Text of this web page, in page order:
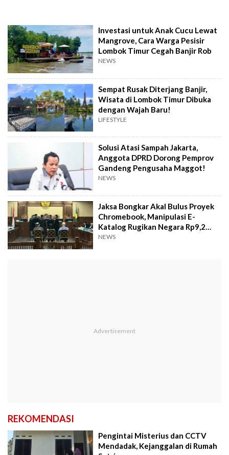
Investasi untuk Anak Cucu Lewat
Mangrove, Cara Warga Pesisir
Lombok Timur Cegah Banjir Rob
NEWS
Sempat Rusak Diterjang Banjir,
Wisata di Lombok Timur Dibuka
dengan Wajah Baru!
LIFESTYLE
Solusi Atasi Sampah Jakarta,
Anggota DPRD Dorong Pemprov
Gandeng Pengusaha Maggot!
NEWS
Jaksa Bongkar Akal Bulus Proyek
Chromebook, Manipulasi E-
Katalog Rugikan Negara Rp9,2
Miliar
NEWS
REKOMENDASI
Pengintai Misterius dan CCTV
Mendadak, Kejanggalan di Rumah